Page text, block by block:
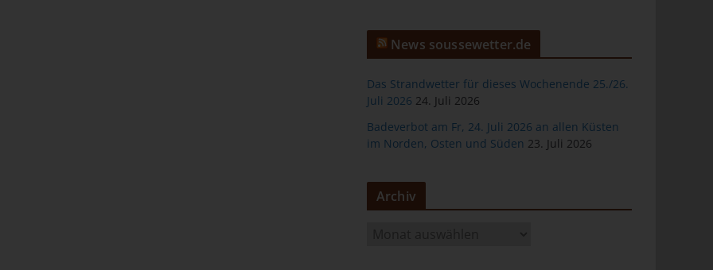
News soussewetter.de
Das Strandwetter für dieses Wochenende 25./26.
Juli 2026 24. Juli 2026
Badeverbot am Fr, 24. Juli 2026 an allen Küsten
im Norden, Osten und Süden 23. Juli 2026
Archiv
in Form einer Erklärung oder einer sonstigen eindeutigen